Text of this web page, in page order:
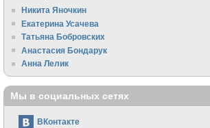
Никита Яночкин
Екатерина Усачева
Татьяна Бобровских
Анастасия Бондарук
Анна Лелик
Мы в социальных сетях
ВКонтакте